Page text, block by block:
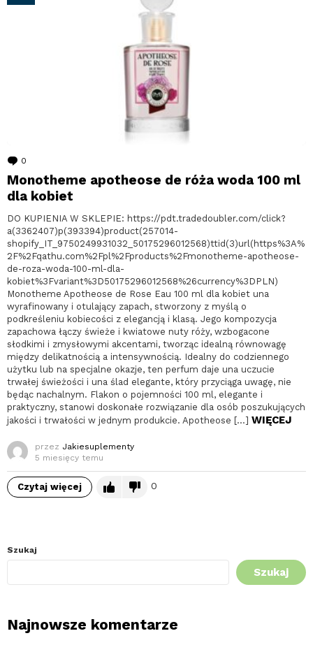
0
Monotheme apotheose de róża woda 100 ml
dla kobiet
DO KUPIENIA W SKLEPIE: https://pdt.tradedoubler.com/click?
a(3362407)p(393394)product(257014-
shopify_IT_9750249931032_50175296012568)ttid(3)url(https%3A%
2F%2Fqathu.com%2Fpl%2Fproducts%2Fmonotheme-apotheose-
de-roza-woda-100-ml-dla-
kobiet%3Fvariant%3D50175296012568%26currency%3DPLN)
Monotheme Apotheose de Rose Eau 100 ml dla kobiet una
wyrafinowany i otulający zapach, stworzony z myślą o
podkreśleniu kobiecości z elegancją i klasą. Jego kompozycja
zapachowa łączy świeże i kwiatowe nuty róży, wzbogacone
słodkimi i zmysłowymi akcentami, tworząc idealną równowagę
między delikatnością a intensywnością. Idealny do codziennego
użytku lub na specjalne okazje, ten perfum daje una uczucie
trwałej świeżości i una ślad elegante, który przyciąga uwagę, nie
będąc nachalnym. Flakon o pojemności 100 ml, elegante i
praktyczny, stanowi doskonałe rozwiązanie dla osób poszukujących
jakości i trwałości w jednym produkcie. Apotheose […] WIĘCEJ
przez Jakiesuplementy
5 miesięcy temu
Czytaj więcej 0
Szukaj
Szukaj
Najnowsze komentarze